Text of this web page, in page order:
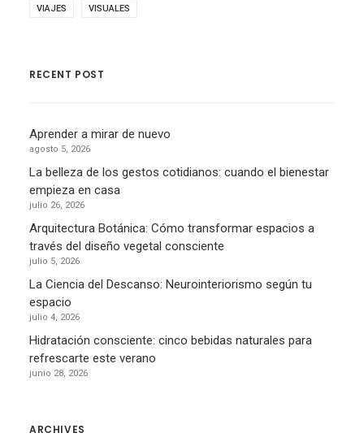
VIAJES VISUALES
RECENT POST
Aprender a mirar de nuevo
agosto 5, 2026
La belleza de los gestos cotidianos: cuando el bienestar
empieza en casa
julio 26, 2026
Arquitectura Botánica: Cómo transformar espacios a
través del diseño vegetal consciente
julio 5, 2026
La Ciencia del Descanso: Neurointeriorismo según tu
espacio
julio 4, 2026
Hidratación consciente: cinco bebidas naturales para
refrescarte este verano
junio 28, 2026
ARCHIVES